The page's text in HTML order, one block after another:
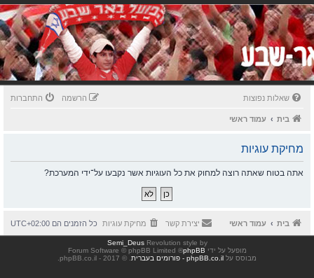
שאלות נפוצות התחברות הרשמה
בית עמוד ראשי
מחיקת עוגיות
אתה בטוח שאתה רוצה למחוק את כל העוגיות אשר נקבעו על־ידי המערכת?
בית עמוד ראשי כל הזמנים הם UTC+02:00 מחיקת עוגיות יצירת קשר
Revolution style by
Semi_Deus
מופעל על ידי phpBB
® Forum Software © phpBB Limited
מבוסס על phpBB.co.il - פורומים בעברית . © 2017 - phpBB.co.il.